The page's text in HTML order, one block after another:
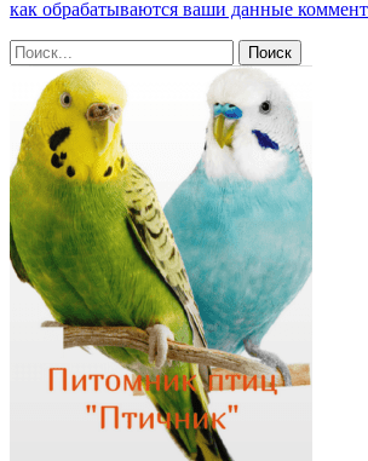
как обрабатываются ваши данные